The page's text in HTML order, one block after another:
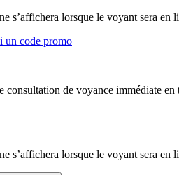
s’affichera lorsque le voyant sera en
un code promo
consultation de voyance immédiate
s’affichera lorsque le voyant sera en